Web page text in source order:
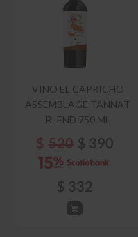
VINO EL CAPRICHO
ASSEMBLAGE TANNAT
BLEND 750 ML
$ 520 $ 390
$ 332